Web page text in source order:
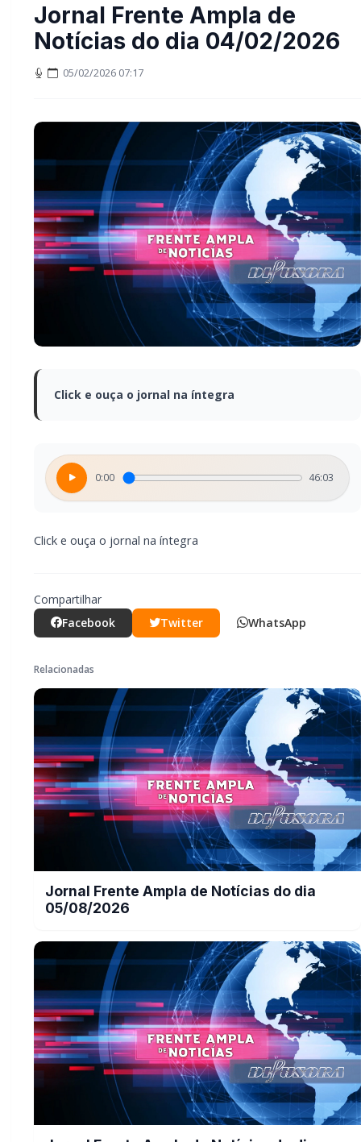
Jornal Frente Ampla de
Notícias do dia 04/02/2026
05/02/2026 07:17
Click e ouça o jornal na íntegra
0:00 46:03
Click e ouça o jornal na íntegra
Compartilhar
Facebook
Twitter WhatsApp
Relacionadas
Jornal Frente Ampla de Notícias do dia
05/08/2026